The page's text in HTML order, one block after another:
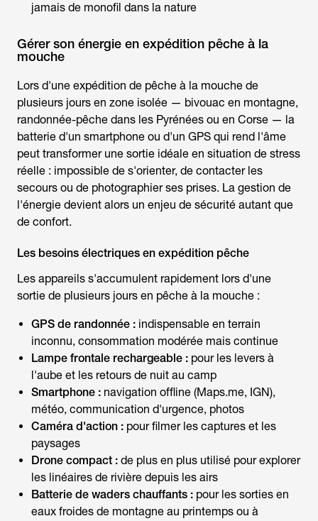
jamais de monofil dans la nature
Gérer son énergie en expédition pêche à la
mouche
Lors d'une expédition de pêche à la mouche de
plusieurs jours en zone isolée — bivouac en montagne,
randonnée-pêche dans les Pyrénées ou en Corse — la
batterie d'un smartphone ou d'un GPS qui rend l'âme
peut transformer une sortie idéale en situation de stress
réelle : impossible de s'orienter, de contacter les
secours ou de photographier ses prises. La gestion de
l'énergie devient alors un enjeu de sécurité autant que
de confort.
Les besoins électriques en expédition pêche
Les appareils s'accumulent rapidement lors d'une
sortie de plusieurs jours en pêche à la mouche :
GPS de randonnée : indispensable en terrain
inconnu, consommation modérée mais continue
Lampe frontale rechargeable : pour les levers à
l'aube et les retours de nuit au camp
Smartphone : navigation offline (Maps.me, IGN),
météo, communication d'urgence, photos
Caméra d'action : pour filmer les captures et les
paysages
Drone compact : de plus en plus utilisé pour explorer
les linéaires de rivière depuis les airs
Batterie de waders chauffants : pour les sorties en
eaux froides de montagne au printemps ou à